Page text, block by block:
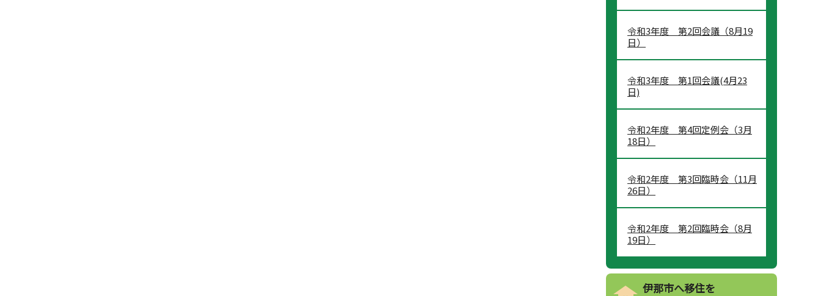
令和3年度 第2回会議（8月19
日）
令和3年度 第1回会議(4月23
日)
令和2年度 第4回定例会（3月
18日）
令和2年度 第3回臨時会（11月
26日）
令和2年度 第2回臨時会（8月
19日）
伊那市へ移住を